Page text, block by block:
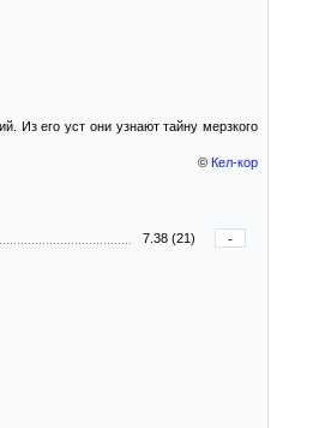
Из его уст они узнают тайну мерзкого
© Кел-кор
7.38 (21) -